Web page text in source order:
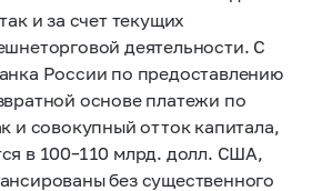
и за счет текущих
деятельности. С
России по предоставлению
основе платежи по
и совокупный отток капитала,
в 100–110 млрд. долл. США,
без существенного